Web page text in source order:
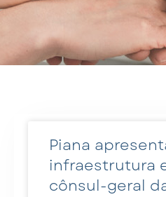
Piana
infraestrutura
cônsul-geral